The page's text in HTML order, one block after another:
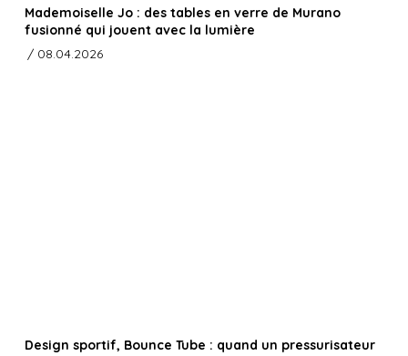
Mademoiselle Jo : des tables en verre de Murano
fusionné qui jouent avec la lumière
/ 08.04.2026
Design sportif, Bounce Tube : quand un pressurisateur